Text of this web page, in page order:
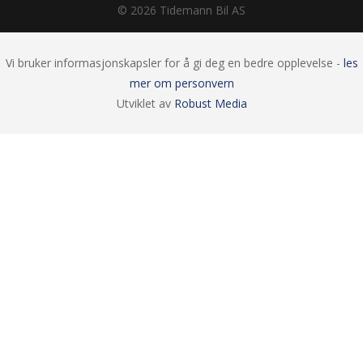
© 2026 Tidemann Bil AS
Vi bruker informasjonskapsler for å gi deg en bedre opplevelse - les
mer om personvern
Utviklet av Robust Media